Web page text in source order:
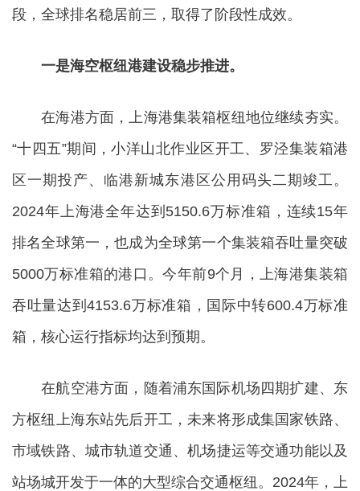
段，全球排名稳居前三，取得了阶段性成效。
一是海空枢纽港建设稳步推进。
在海港方面，上海港集装箱枢纽地位继续夯实。
“十四五”期间，小洋山北作业区开工、罗泾集装箱港
区一期投产、临港新城东港区公用码头二期竣工。
2024年上海港全年达到5150.6万标准箱，连续15年
排名全球第一，也成为全球第一个集装箱吞吐量突破
5000万标准箱的港口。今年前9个月，上海港集装箱
吞吐量达到4153.6万标准箱，国际中转600.4万标准
箱，核心运行指标均达到预期。
在航空港方面，随着浦东国际机场四期扩建、东
方枢纽上海东站先后开工，未来将形成集国家铁路、
市域铁路、城市轨道交通、机场捷运等交通功能以及
站场城开发于一体的大型综合交通枢纽。2024年，上